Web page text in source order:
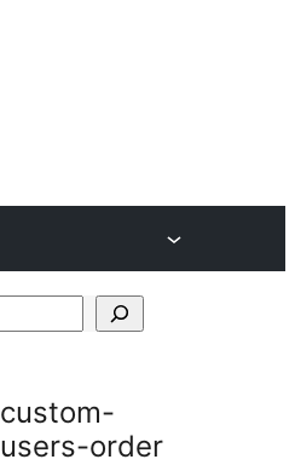
custom-
users-order